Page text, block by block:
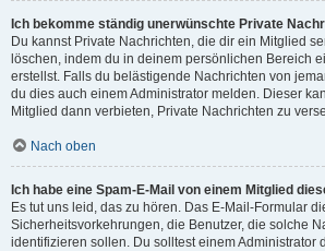
Ich bekomme ständig unerwünschte Private
Du kannst Private Nachrichten, die dir ein Mitglied
löschen, indem du in deinem persönlichen Bereich
erstellst. Falls du belästigende Nachrichten von
du dies auch einem Administrator melden. Dieser
Mitglied dann verbieten, Private Nachrichten zu
Nach oben
Ich habe eine Spam-E-Mail von einem Mitglied
Es tut uns leid, das zu hören. Das E-Mail-Formular
Sicherheitsvorkehrungen, die Benutzer, die solche
identifizieren sollen. Du solltest einem Administrator